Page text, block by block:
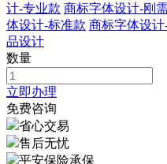
计-专业款 商标字体设计-刚
体设计-标准款 商标字体设计
品设计
数量
立即办理
免费咨询
省心交易
售后无忧
平安保险承保